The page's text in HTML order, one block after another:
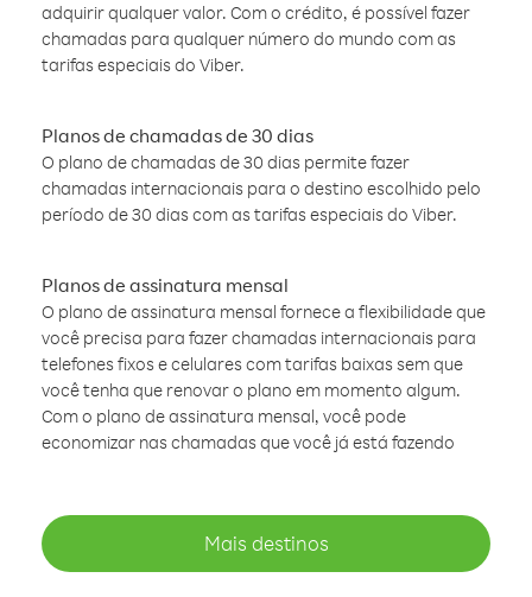
adquirir qualquer valor. Com o crédito, é possível fazer
chamadas para qualquer número do mundo com as
tarifas especiais do Viber.
Planos de chamadas de 30 dias
O plano de chamadas de 30 dias permite fazer
chamadas internacionais para o destino escolhido pelo
período de 30 dias com as tarifas especiais do Viber.
Planos de assinatura mensal
O plano de assinatura mensal fornece a flexibilidade que
você precisa para fazer chamadas internacionais para
telefones fixos e celulares com tarifas baixas sem que
você tenha que renovar o plano em momento algum.
Com o plano de assinatura mensal, você pode
economizar nas chamadas que você já está fazendo
Mais destinos